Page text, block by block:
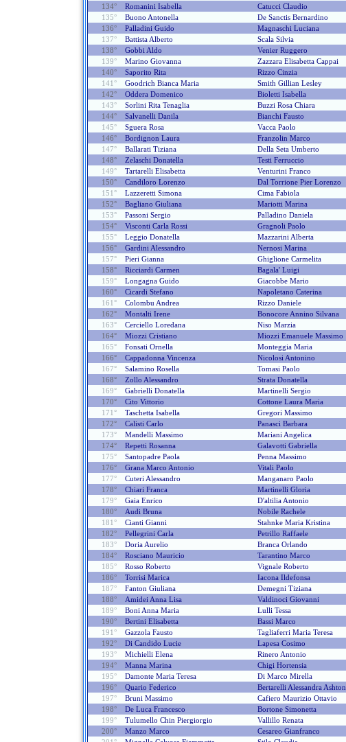
134°
Romanini Isabella Catucci Claudio
135°
Buono Antonella De Sanctis Bernardino
136°
Palladini Guido Magnaschi Luciana
137°
Battista Alberto Scala Silvia
138°
Gobbi Aldo Venier Ruggero
139°
Marino Giovanna Zazzara Elisabetta Cappai
140°
Saporito Rita Rizzo Cinzia
141°
Goodrich Bianca Maria Smith Gillian Lesley
142°
Oddera Domenico Bioletti Isabella
143°
Sorlini Rita Tenaglia Buzzi Rosa Chiara
144°
Salvanelli Danila Bianchi Fausto
145°
Sguera Rosa Vacca Paolo
146°
Bordignon Laura Franzolin Marco
147°
Ballarati Tiziana Della Seta Umberto
148°
Zelaschi Donatella Testi Ferruccio
149°
Tartarelli Elisabetta Venturini Franco
150°
Candiloro Lorenzo Dal Torrione Pier Lorenzo
151°
Lazzeretti Simona Cima Fabiola
152°
Bagliano Giuliana Mariotti Marina
153°
Passoni Sergio Palladino Daniela
154°
Visconti Carla Rossi Gragnoli Paolo
155°
Leggio Donatella Mazzarini Alberta
156°
Gardini Alessandro Nernosi Marina
157°
Pieri Gianna Ghiglione Carmelita
158°
Ricciardi Carmen Bagala' Luigi
159°
Longagna Guido Giacobbe Mario
160°
Cicardi Stefano Napoletano Caterina
161°
Colombu Andrea Rizzo Daniele
162°
Montalti Irene Bonocore Annino Silvana
163°
Cerciello Loredana Niso Marzia
164°
Miozzi Cristiano Miozzi Emanuele Massimo
165°
Fonsati Ornella Monteggia Maria
166°
Cappadonna Vincenza Nicolosi Antonino
167°
Salamino Rosella Tomasi Paolo
168°
Zollo Alessandro Strata Donatella
169°
Gabrielli Donatella Martinelli Sergio
170°
Cito Vittorio Cottone Laura Maria
171°
Taschetta Isabella Gregori Massimo
172°
Calisti Carlo Panasci Barbara
173°
Mandelli Massimo Mariani Angelica
174°
Repetti Rosanna Galavotti Gabriella
175°
Santopadre Paola Penna Massimo
176°
Grana Marco Antonio Vitali Paolo
177°
Cuteri Alessandro Manganaro Paolo
178°
Chiari Franca Martinelli Gloria
179°
Gaia Enrico D'altilia Antonio
180°
Audi Bruna Nobile Rachele
181°
Cianti Gianni Stahnke Maria Kristina
182°
Pellegrini Carla Petrillo Raffaele
183°
Doria Aurelio Branca Orlando
184°
Rosciano Mauricio Tarantino Marco
185°
Rosso Roberto Vignale Roberto
186°
Torrisi Marica Iacona Ildefonsa
187°
Fanton Giuliana Demegni Tiziana
188°
Amidei Anna Lisa Valdinoci Giovanni
189°
Boni Anna Maria Lulli Tessa
190°
Bertini Elisabetta Bassi Marco
191°
Gazzola Fausto Tagliaferri Maria Teresa
192°
Di Candido Lucie Lapesa Cosimo
193°
Michielli Elena Rinero Antonio
194°
Manna Marina Chigi Hortensia
195°
Damonte Maria Teresa Di Marco Mirella
196°
Quario Federico Bertarelli Alessandra Ashton
197°
Bruni Massimo Cafiero Maurizio Ottavio
198°
De Luca Francesco Bortone Simonetta
199°
Tulumello Chin Piergiorgio Vallillo Renata
200°
Manzo Marco Cesareo Gianfranco